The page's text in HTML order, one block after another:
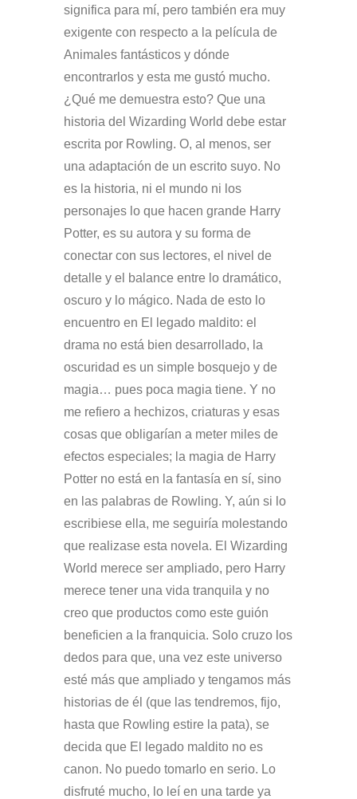
significa para mí, pero también era muy
exigente con respecto a la película de
Animales fantásticos y dónde
encontrarlos y esta me gustó mucho.
¿Qué me demuestra esto? Que una
historia del Wizarding World debe estar
escrita por Rowling. O, al menos, ser
una adaptación de un escrito suyo. No
es la historia, ni el mundo ni los
personajes lo que hacen grande Harry
Potter, es su autora y su forma de
conectar con sus lectores, el nivel de
detalle y el balance entre lo dramático,
oscuro y lo mágico. Nada de esto lo
encuentro en El legado maldito: el
drama no está bien desarrollado, la
oscuridad es un simple bosquejo y de
magia… pues poca magia tiene. Y no
me refiero a hechizos, criaturas y esas
cosas que obligarían a meter miles de
efectos especiales; la magia de Harry
Potter no está en la fantasía en sí, sino
en las palabras de Rowling. Y, aún si lo
escribiese ella, me seguiría molestando
que realizase esta novela. El Wizarding
World merece ser ampliado, pero Harry
merece tener una vida tranquila y no
creo que productos como este guión
beneficien a la franquicia. Solo cruzo los
dedos para que, una vez este universo
esté más que ampliado y tengamos más
historias de él (que las tendremos, fijo,
hasta que Rowling estire la pata), se
decida que El legado maldito no es
canon. No puedo tomarlo en serio. Lo
disfruté mucho, lo leí en una tarde ya